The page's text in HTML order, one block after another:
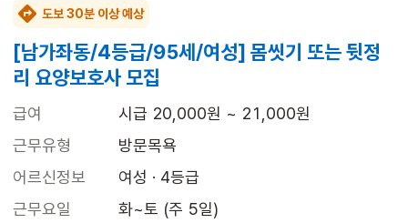
도보 30분 이상 예상
[남가좌동/4등급/95세/여성] 몸씻기 또는 뒷정
리 요양보호사 모집
급여
시급 20,000원 ~ 21,000원
근무유형
방문목욕
어르신정보
여성 · 4등급
근무요일
화~토 (주 5일)